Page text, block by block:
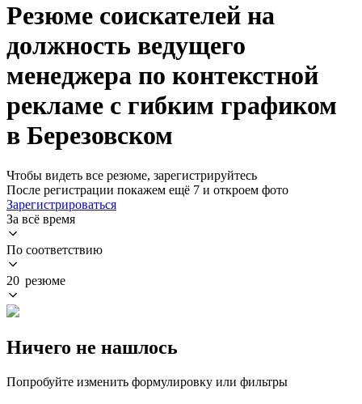
Резюме соискателей на
должность ведущего
менеджера по контекстной
рекламе с гибким графиком
в Березовском
Чтобы видеть все резюме, зарегистрируйтесь
После регистрации покажем ещё 7 и откроем фото
Зарегистрироваться
За всё время
По соответствию
20 резюме
Ничего не нашлось
Попробуйте изменить формулировку или фильтры